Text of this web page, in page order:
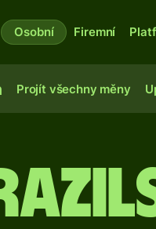
Osobní Firemní
Projít všechny měny